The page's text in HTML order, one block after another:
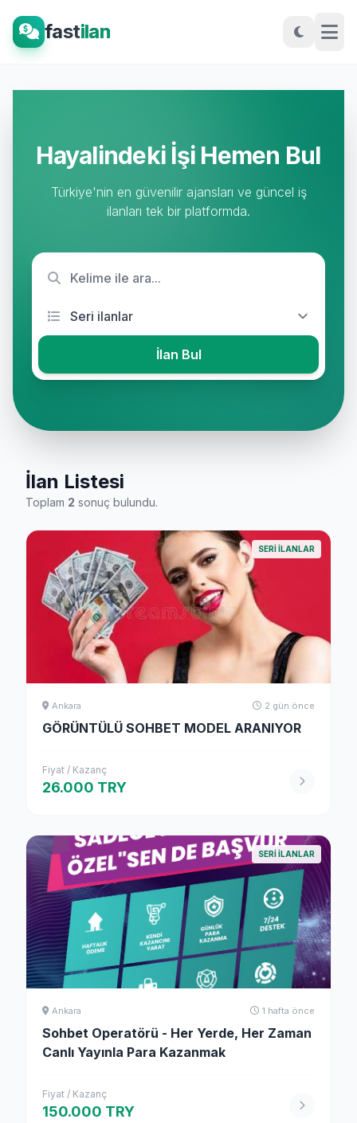
fastilan
Hayalindeki İşi Hemen Bul
Türkiye'nin en güvenilir ajansları ve güncel iş
ilanları tek bir platformda.
İlan Bul
İlan Listesi
Toplam 2 sonuç bulundu.
SERI ILANLAR
Ankara 2 gün önce
GÖRÜNTÜLÜ SOHBET MODEL ARANIYOR
Fiyat / Kazanç
26.000 TRY
SERI ILANLAR
Ankara 1 hafta önce
Sohbet Operatörü - Her Yerde, Her Zaman
Canlı Yayınla Para Kazanmak
Fiyat / Kazanç
150.000 TRY